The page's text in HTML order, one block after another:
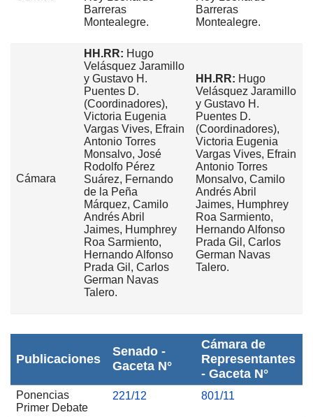
Barreras
Montealegre.
Barreras
Montealegre.
Cámara
HH.RR: Hugo
Velásquez Jaramillo
y Gustavo H.
Puentes D.
(Coordinadores),
Victoria Eugenia
Vargas Vives, Efrain
Antonio Torres
Monsalvo, José
Rodolfo Pérez
Suárez, Fernando
de la Peña
Márquez, Camilo
Andrés Abril
Jaimes, Humphrey
Roa Sarmiento,
Hernando Alfonso
Prada Gil, Carlos
German Navas
Talero.
HH.RR: Hugo
Velásquez Jaramillo
y Gustavo H.
Puentes D.
(Coordinadores),
Victoria Eugenia
Vargas Vives, Efrain
Antonio Torres
Monsalvo, Camilo
Andrés Abril
Jaimes, Humphrey
Roa Sarmiento,
Hernando Alfonso
Prada Gil, Carlos
German Navas
Talero.
Publicaciones
Senado -
Gaceta N°
Cámara de
Representantes
- Gaceta N°
Ponencias
Primer Debate
221/12 801/11